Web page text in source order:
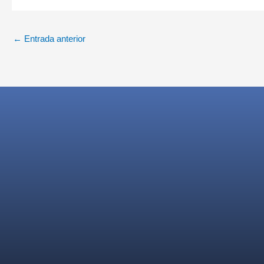
← Entrada anterior